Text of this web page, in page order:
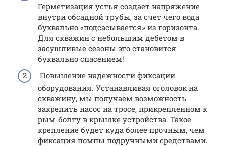
Герметизация устья создает напряжение
внутри обсадной трубы, за счет чего вода
буквально «подсасывается» из горизонта.
Для скважин с небольшим дебетом в
засушливые сезоны это становится
буквально спасением!
Повышение надежности фиксации
оборудования. Устанавливая оголовок на
скважину, мы получаем возможность
закрепить насос на тросе, прикрепленном к
рым-болту в крышке устройства. Такое
крепление будет куда более прочным, чем
фиксация помпы подручными средствами.